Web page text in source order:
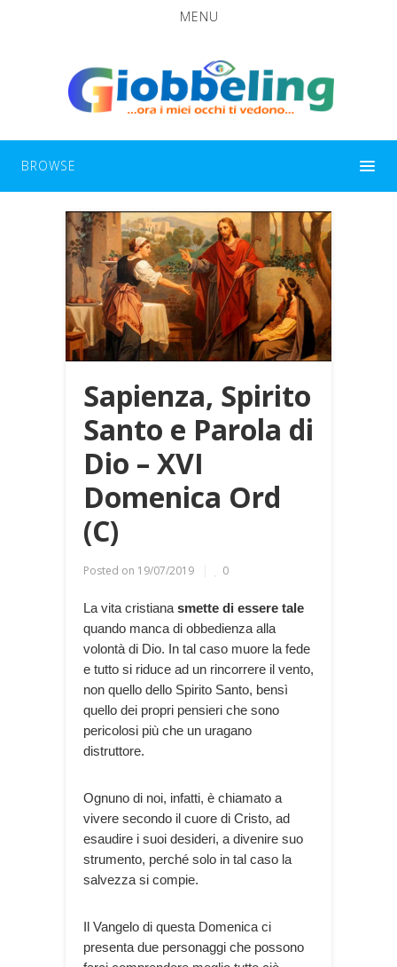
MENU
BROWSE
Sapienza, Spirito
Santo e Parola di
Dio – XVI
Domenica Ord
(C)
Posted on 19/07/2019 0
La vita cristiana smette di essere tale
quando manca di obbedienza alla
volontà di Dio. In tal caso muore la fede
e tutto si riduce ad un rincorrere il vento,
non quello dello Spirito Santo, bensì
quello dei propri pensieri che sono
pericolosi più che un uragano
distruttore.
Ognuno di noi, infatti, è chiamato a
vivere secondo il cuore di Cristo, ad
esaudire i suoi desideri, a divenire suo
strumento, perché solo in tal caso la
salvezza si compie.
Il Vangelo di questa Domenica ci
presenta due personaggi che possono